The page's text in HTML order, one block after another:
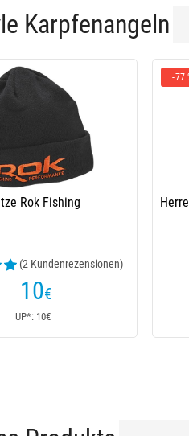
Karpfenangeln
Rok Fishing
(2 Kundenrezensionen)
10€
UP*: 10€
-77